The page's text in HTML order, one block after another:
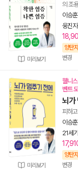
미리보기
의 조
이승훈
웅진
양탄
변경
미리보기
웰니
벤트
뇌가
피하
이승훈
21세
양탄
변경